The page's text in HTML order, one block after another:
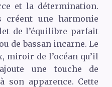
et la détermination.
créent une harmonie
de l’équilibre parfait
de bassan incarne. Le
miroir de l’océan qu’il
une touche de
son apparence. Cette